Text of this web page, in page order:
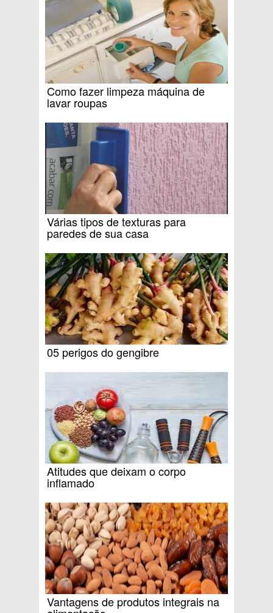
Como fazer limpeza máquina de
lavar roupas
Várias tipos de texturas para
paredes de sua casa
05 perigos do gengibre
Atitudes que deixam o corpo
inflamado
Vantagens de produtos integrais na